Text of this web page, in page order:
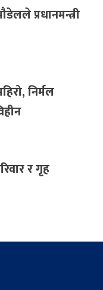
प्रधानमन्त्री
निर्मल
र गृह